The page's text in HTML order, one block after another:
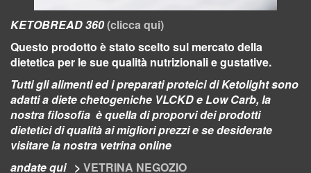
KETOBREAD 360(clicca qui)
Questo prodotto è stato scelto sul mercato della
dietetica per le sue qualità nutrizionali e gustative.
Tutti gli alimenti ed i preparati proteici di Ketolight sono
adatti a diete chetogeniche VLCKD e Low Carb, la
nostra filosofia è quella di proporvi dei prodotti
dietetici di qualità ai migliori prezzi e se desiderate
visitare la nostra vetrina online
andate qui> VETRINA NEGOZIO